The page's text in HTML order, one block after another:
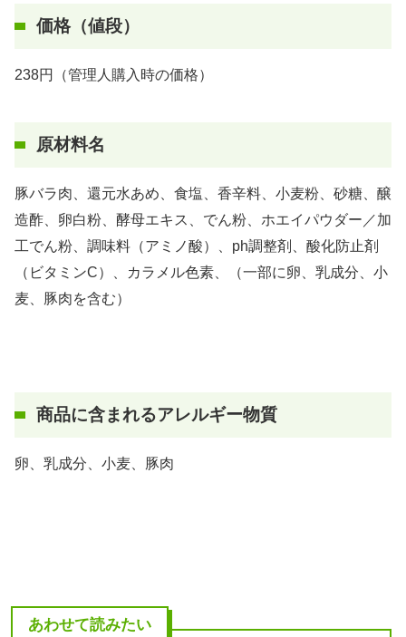
価格（値段）
238円（管理人購入時の価格）
原材料名
豚バラ肉、還元水あめ、食塩、香辛料、小麦粉、砂糖、醸
造酢、卵白粉、酵母エキス、でん粉、ホエイパウダー／加
工でん粉、調味料（アミノ酸）、ph調整剤、酸化防止剤
（ビタミンC）、カラメル色素、（一部に卵、乳成分、小
麦、豚肉を含む）
商品に含まれるアレルギー物質
卵、乳成分、小麦、豚肉
あわせて読みたい